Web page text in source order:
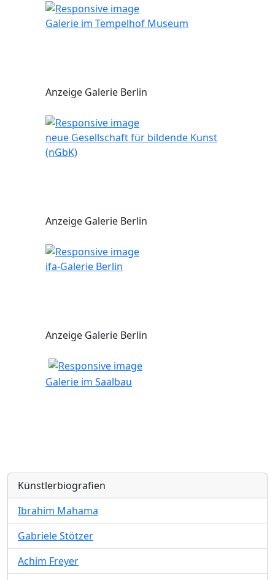
Galerie im Tempelhof Museum
Anzeige Galerie Berlin
neue Gesellschaft für bildende Kunst
(nGbK)
Anzeige Galerie Berlin
ifa-Galerie Berlin
Anzeige Galerie Berlin
Galerie im Saalbau
Künstlerbiografien
Ibrahim Mahama
Gabriele Stötzer
Achim Freyer